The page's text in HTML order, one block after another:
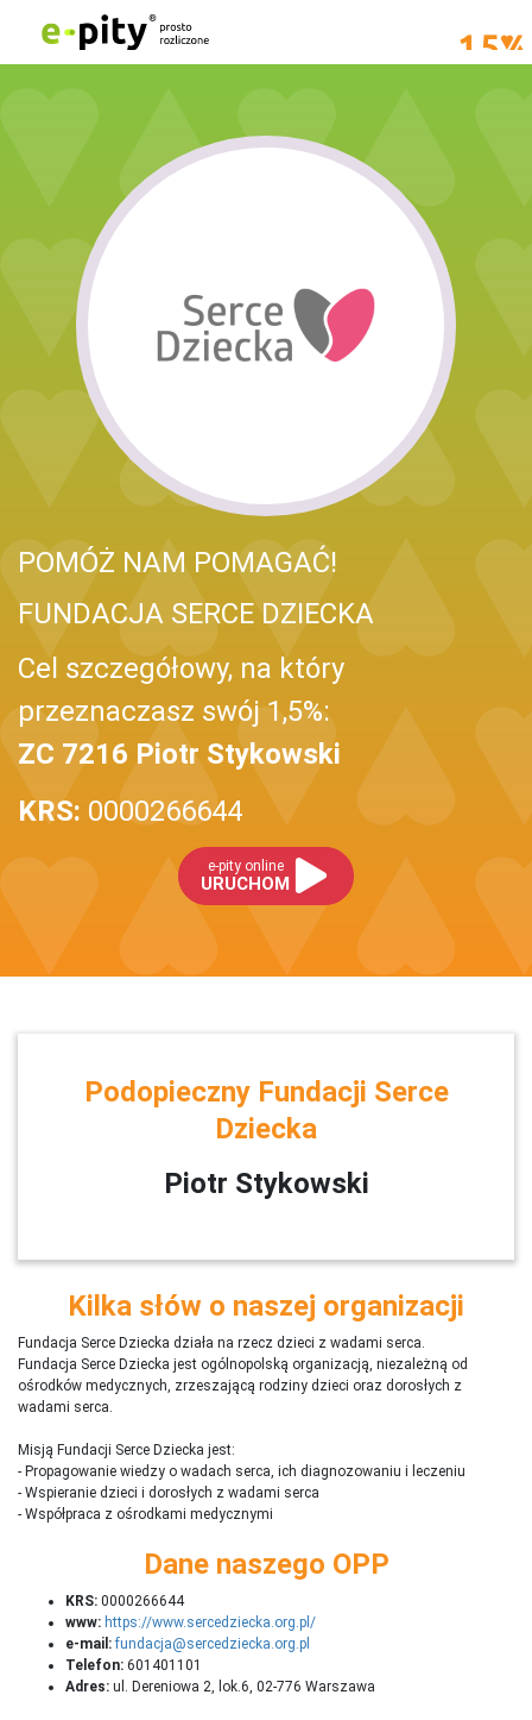
POMÓŻ NAM POMAGAĆ!
FUNDACJA SERCE DZIECKA
Cel szczegółowy, na który
przeznaczasz swój 1,5%:
ZC 7216 Piotr Stykowski
KRS: 0000266644
e-pity online
URUCHOM
Podopieczny Fundacji Serce
Dziecka
Piotr Stykowski
Kilka słów o naszej organizacji
Fundacja Serce Dziecka działa na rzecz dzieci z wadami serca.
Fundacja Serce Dziecka jest ogólnopolską organizacją, niezależną od
ośrodków medycznych, zrzeszającą rodziny dzieci oraz dorosłych z
wadami serca.
Misją Fundacji Serce Dziecka jest:
- Propagowanie wiedzy o wadach serca, ich diagnozowaniu i leczeniu
- Wspieranie dzieci i dorosłych z wadami serca
- Współpraca z ośrodkami medycznymi
Dane naszego OPP
KRS: 0000266644
www: https://www.sercedziecka.org.pl/
e-mail: fundacja@sercedziecka.org.pl
Telefon: 601401101
Adres: ul. Dereniowa 2, lok.6, 02-776 Warszawa